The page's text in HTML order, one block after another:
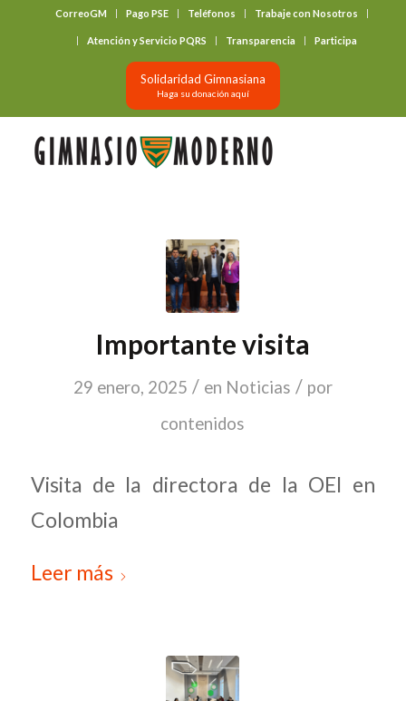
CorreoGM Pago PSE Teléfonos Trabaje con Nosotros
Atención y Servicio PQRS Transparencia Participa
Solidaridad Gimnasiana
Haga su donación aquí
Importante visita
29 enero, 2025 / en Noticias / por
contenidos
Visita de la directora de la OEI en
Colombia
Leer más